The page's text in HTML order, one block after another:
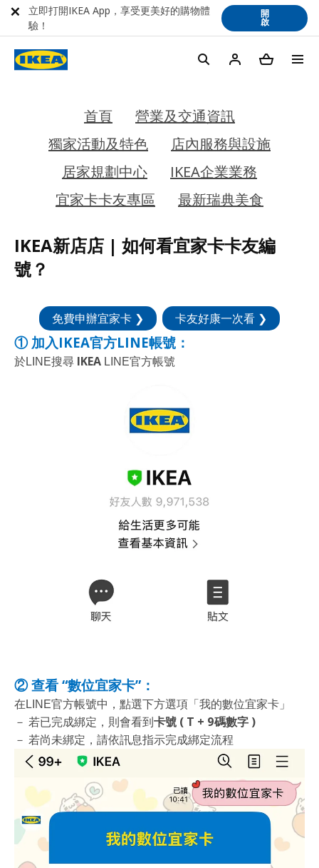
首頁
營業及交通資訊
獨家活動及特色
店內服務與設施
居家規劃中心
IKEA企業業務
宜家卡卡友專區
最新瑞典美食
IKEA新店店 | 如何看宜家卡卡友編
號？
免費申辦宜家卡 ❯ 卡友好康一次看 ❯
① 加入IKEA官方LINE帳號：
於LINE搜尋 IKEA LINE官方帳號
② 查看 “數位宜家卡”：
在LINE官方帳號中，點選下方選項「我的數位宜家卡」
－ 若已完成綁定，則會看到 卡號 ( T + 9碼數字 )
－ 若尚未綁定，請依訊息指示完成綁定流程
立即打開IKEA App，享受更美好的購物體
驗！
開
啟